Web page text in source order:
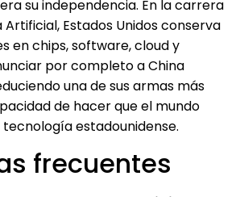
su independencia. En la carrera
Estados Unidos conserva
en chips, software, cloud y
por completo a China
una de sus armas más
de hacer que el mundo
estadounidense.
frecuentes